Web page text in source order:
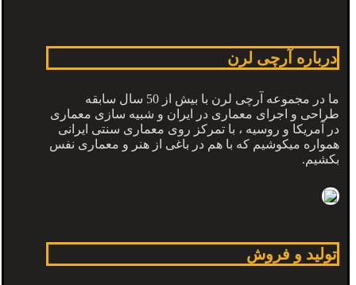
درباره آرچی لرن
ما در مجموعه آرچی لرن با بیش از 50 سال سابقه
طراحی و اجرای معماری در ایران و شبیه سازی معماری
در آمریکا و روسیه ، با تمرکز روی معماری سنتی ایرانی
همواره میکوشیم که با هم در باغی از هنر و معماری نفس
بکشیم.
تولید و فروش